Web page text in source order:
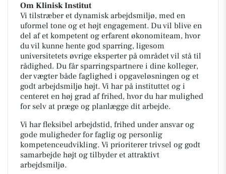
Om Klinisk Institut
Vi tilstræber et dynamisk arbejdsmiljø, med en
uformel tone og et højt engagement. Du vil blive en
del af et kompetent og erfarent økonomiteam, hvor
du vil kunne hente god sparring, ligesom
universitetets øvrige eksperter på området vil stå til
rådighed. Du får sparringspartnere i dine kolleger,
der vægter både faglighed i opgaveløsningen og et
godt arbejdsmiljø højt. Vi har på instituttet og i
centeret en høj grad af frihed, hvor du har mulighed
for selv at præge og planlægge dit arbejde.
Vi har fleksibel arbejdstid, frihed under ansvar og
gode muligheder for faglig og personlig
kompetenceudvikling. Vi prioriterer trivsel og godt
samarbejde højt og tilbyder et attraktivt
arbejdsmiljø.